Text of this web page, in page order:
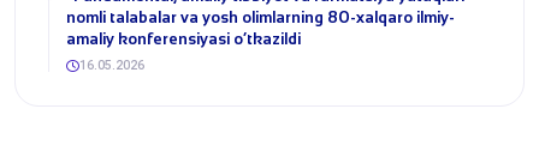
nomli talabalar va yosh olimlarning 80-xalqaro ilmiy-
amaliy konferensiyasi o‘tkazildi
16.05.2026